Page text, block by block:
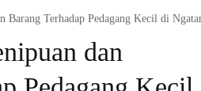
Barang Terhadap Pedagang Kecil di
dan